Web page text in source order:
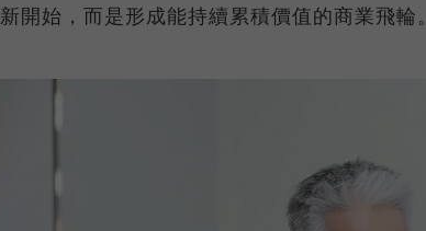
新開始，而是形成能持續累積價值的商業飛輪。